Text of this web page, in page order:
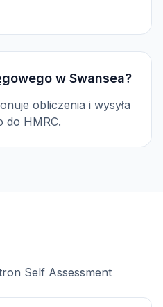
w Swansea?
obliczenia i wysyła
do HMRC.
Self Assessment